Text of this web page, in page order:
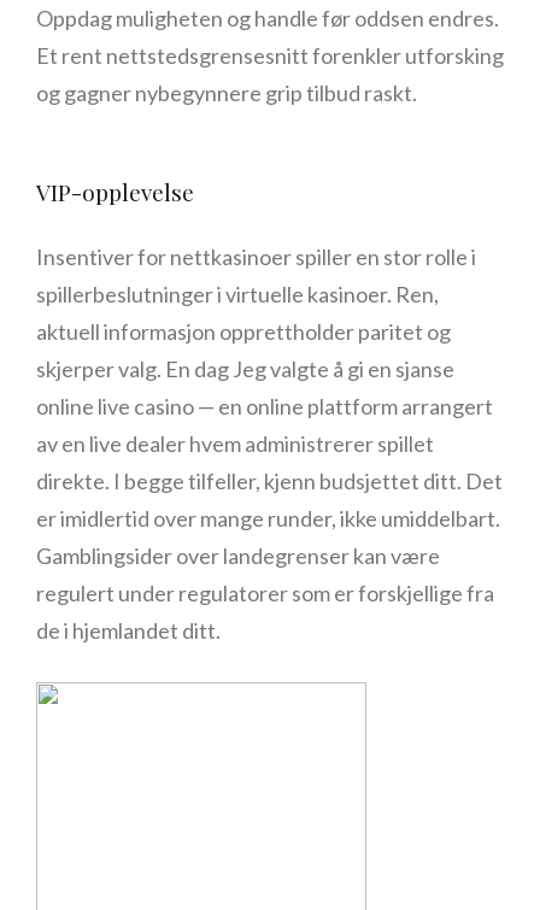
Oppdag muligheten og handle før oddsen endres.
Et rent nettstedsgrensesnitt forenkler utforsking
og gagner nybegynnere grip tilbud raskt.
VIP-opplevelse
Insentiver for nettkasinoer spiller en stor rolle i
spillerbeslutninger i virtuelle kasinoer. Ren,
aktuell informasjon opprettholder paritet og
skjerper valg. En dag Jeg valgte å gi en sjanse
online live casino — en online plattform arrangert
av en live dealer hvem administrerer spillet
direkte. I begge tilfeller, kjenn budsjettet ditt. Det
er imidlertid over mange runder, ikke umiddelbart.
Gamblingsider over landegrenser kan være
regulert under regulatorer som er forskjellige fra
de i hjemlandet ditt.